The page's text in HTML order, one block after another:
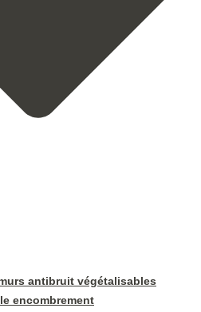
antibruit végétalisables
encombrement